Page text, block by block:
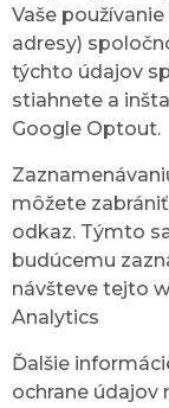
Vaše
adresy)
týchto údajov
stiahnete a
Google Optout.
môžete
odkaz. Týmto
budúcemu
návšteve tejto
Analytics
Ďalšie
ochrane údajov